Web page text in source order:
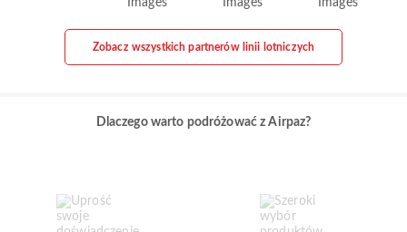
Zobacz wszystkich partnerów linii lotniczych
Dlaczego warto podróżować z Airpaz?